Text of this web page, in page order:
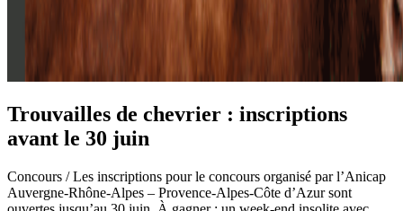
Trouvailles de chevrier : inscriptions
avant le 30 juin
Concours / Les inscriptions pour le concours organisé par l’Anicap
Auvergne-Rhône-Alpes – Provence-Alpes-Côte d’Azur sont